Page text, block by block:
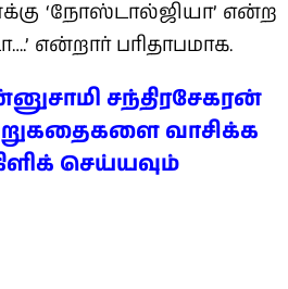
‘நோஸ்டால்ஜியா’ என்ற
என்றார் பரிதாபமாக‌.
சந்திரசேகரன்
வாசிக்க
செய்யவும்